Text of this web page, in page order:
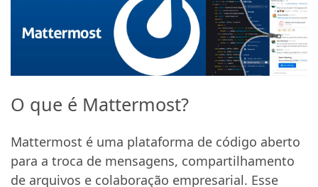
O que é Mattermost?
Mattermost é uma plataforma de código aberto
para a troca de mensagens, compartilhamento
de arquivos e colaboração empresarial. Esse